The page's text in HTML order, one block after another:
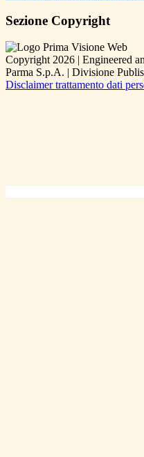
Sezione Copyright
Copyright 2026 | Engineered
Parma S.p.A. | Divisione
Disclaimer trattamento dati